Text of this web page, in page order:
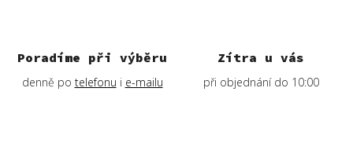
Poradíme při výběru
denně po telefonu i e-mailu
Zítra u vás
při objednání do 10:00